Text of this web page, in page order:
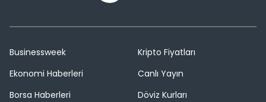
Businessweek
Ekonomi Haberleri
Borsa Haberleri
Kripto Fiyatları
Canlı Yayın
Döviz Kurları